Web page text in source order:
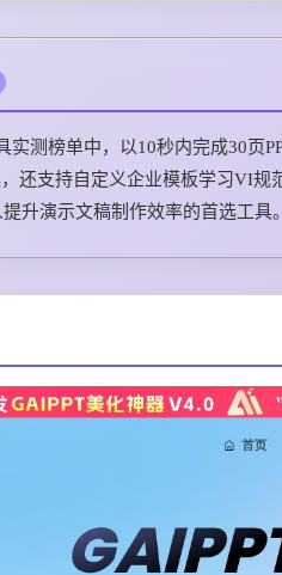
实测榜单中，以10秒内完成30页
还支持自定义企业模板学习VI规
升演示文稿制作效率的首选工具。